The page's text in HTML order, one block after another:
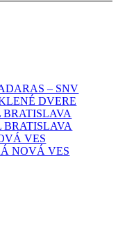
– SNV
DVERE
BRATISLAVA
VES
NOVÁ VES